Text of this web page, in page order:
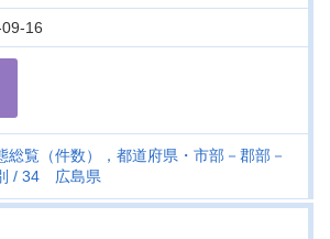
16
総覧（件数），都道府県・市部－郡部－
34 広島県